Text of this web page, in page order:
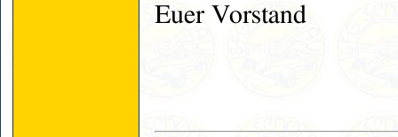
Euer Vorstand